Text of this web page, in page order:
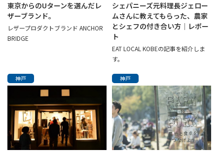
東京からのUターンを選んだレ
ザーブランド。
レザープロダクトブランド ANCHOR
BRIDGE
シェパニーズ元料理長ジェロー
ムさんに教えてもらった、農家
とシェフの付き合い方│レポー
ト
EAT LOCAL KOBEの記事を紹介しま
す。
神戸 神戸